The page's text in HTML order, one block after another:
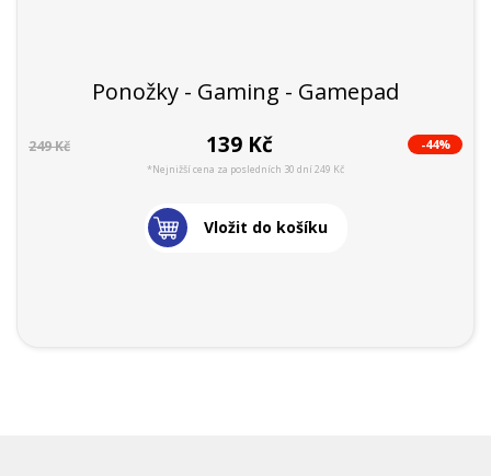
Ponožky - Gaming - Gamepad
249 Kč 139 Kč -44%
*Nejnižší cena za posledních 30 dní 249 Kč
Vložit do košíku